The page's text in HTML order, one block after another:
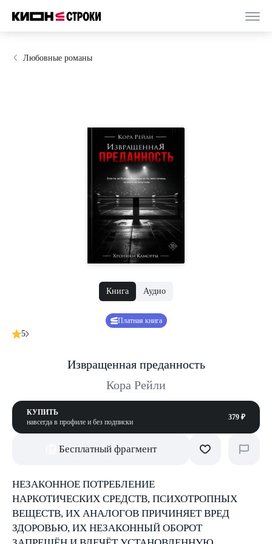
Любовные романы
Книга Аудио
Платная книга
5
Извращенная преданность
Кора Рейли
КУПИТЬ
навсегда в профиле и без подписки
379 ₽
Бесплатный фрагмент
НЕЗАКОННОЕ ПОТРЕБЛЕНИЕ
НАРКОТИЧЕСКИХ СРЕДСТВ, ПСИХОТРОПНЫХ
ВЕЩЕСТВ, ИХ АНАЛОГОВ ПРИЧИНЯЕТ ВРЕД
ЗДОРОВЬЮ, ИХ НЕЗАКОННЫЙ ОБОРОТ